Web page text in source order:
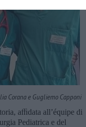
Corana e Gugliemo Capponi
aﬃdata all’équipe di
Pediatrica e del